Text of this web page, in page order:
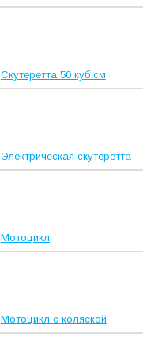
Скутеретта 50 куб.см
Электрическая скутеретта
Мотоцикл
Мотоцикл с коляской